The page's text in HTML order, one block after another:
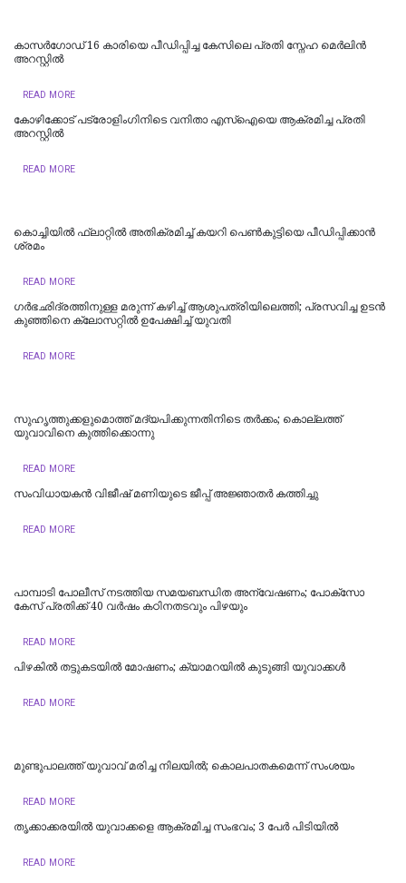
കാസർഗോഡ് 16 കാരിയെ പീഡിപ്പിച്ച കേസിലെ പ്രതി സ്നേഹ മെർലിൻ
അറസ്റ്റിൽ
READ MORE
കോഴിക്കോട് പട്രോളിംഗിനിടെ വനിതാ എസ്ഐയെ ആക്രമിച്ച പ്രതി
അറസ്റ്റിൽ
READ MORE
കൊച്ചിയില്‍ ഫ്ലാറ്റിൽ അതിക്രമിച്ച് കയറി പെൺകുട്ടിയെ പീഡിപ്പിക്കാൻ
ശ്രമം
READ MORE
ഗർഭഛിദ്രത്തിനുള്ള മരുന്ന് കഴിച്ച് ആശുപത്രിയിലെത്തി; പ്രസവിച്ച ഉടൻ
കുഞ്ഞിനെ ക്ലോസറ്റിൽ ഉപേക്ഷിച്ച് യുവതി
READ MORE
സുഹൃത്തുക്കളുമൊത്ത് മദ്യപിക്കുന്നതിനിടെ തര്‍ക്കം; കൊല്ലത്ത്
യുവാവിനെ കുത്തിക്കൊന്നു
READ MORE
സംവിധായകൻ വിജീഷ് മണിയുടെ ജീപ്പ് അജ്ഞാതർ കത്തിച്ചു
READ MORE
പാമ്പാടി പോലീസ് നടത്തിയ സമയബന്ധിത അന്വേഷണം; പോക്സോ
കേസ് പ്രതിക്ക് 40 വർഷം കഠിനതടവും പിഴയും
READ MORE
പിഴകിൽ തട്ടുകടയിൽ മോഷണം; ക്യാമറയിൽ കുടുങ്ങി യുവാക്കൾ
READ MORE
മുണ്ടുപാലത്ത് യുവാവ് മരിച്ച നിലയില്‍; കൊലപാതകമെന്ന് സംശയം
READ MORE
തൃക്കാക്കരയിൽ യുവാക്കളെ ആക്രമിച്ച സംഭവം; 3 പേർ പിടിയിൽ
READ MORE